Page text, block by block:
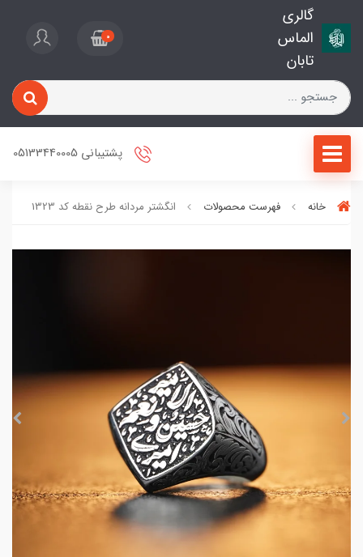
گالری
الماس
تابان
0
پشتیبانی 05133440005
خانه فهرست محصولات انگشتر مردانه طرح نقطه کد 1323